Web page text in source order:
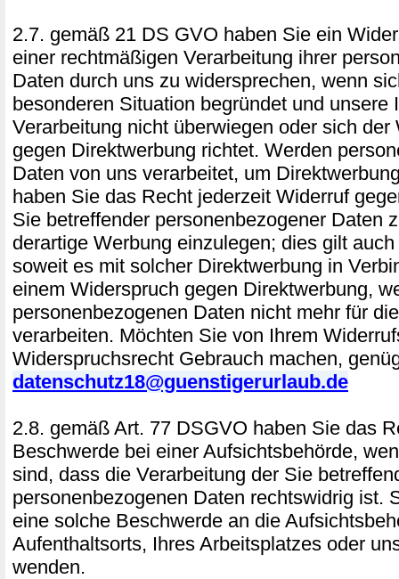
2.7. gemäß 21 DS GVO haben Sie ein
einer rechtmäßigen Verarbeitung ihrer
Daten durch uns zu widersprechen, wenn
besonderen Situation begründet und unsere
Verarbeitung nicht überwiegen oder sich der
gegen Direktwerbung richtet. Werden
Daten von uns verarbeitet, um
haben Sie das Recht jederzeit Widerruf
Sie betreffender personenbezogener Daten
derartige Werbung einzulegen; dies gilt
soweit es mit solcher Direktwerbung in
einem Widerspruch gegen Direktwerbung,
personenbezogenen Daten nicht mehr für
verarbeiten. Möchten Sie von Ihrem
Widerspruchsrecht Gebrauch machen,
datenschutz18@guenstigerurlaub.de
2.8. gemäß Art. 77 DSGVO haben Sie das
Beschwerde bei einer Aufsichtsbehörde,
sind, dass die Verarbeitung der Sie
personenbezogenen Daten rechtswidrig ist.
eine solche Beschwerde an die
Aufenthaltsorts, Ihres Arbeitsplatzes oder
wenden.